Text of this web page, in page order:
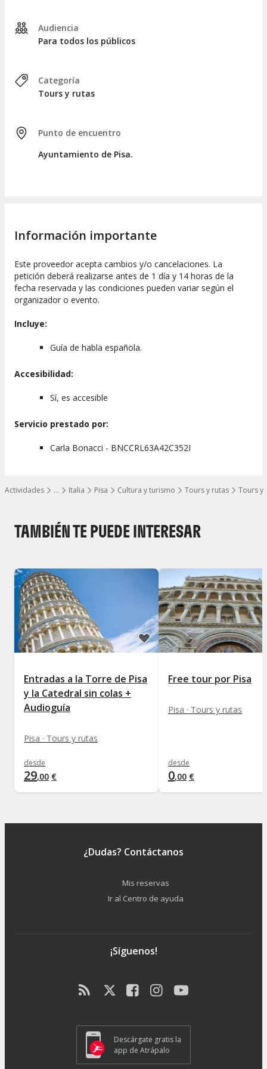
…
Mostrar todos los niveles
Actividades Italia Pisa Cultura y turismo Tours y rutas Tours y
Audiencia
Para todos los públicos
Categoría
Tours y rutas
Punto de encuentro
Ayuntamiento de Pisa.
Información importante
Este proveedor acepta cambios y/o cancelaciones. La
petición deberá realizarse antes de 1 día y 14 horas de la
fecha reservada y las condiciones pueden variar según el
organizador o evento.
Incluye:
Guía de habla española.
Accesibilidad:
Sí, es accesible
Servicio prestado por:
Carla Bonacci - BNCCRL63A42C352I
TAMBIÉN TE PUEDE INTERESAR
Entradas a la Torre de Pisa
y la Catedral sin colas +
Audioguía
Pisa · Tours y rutas
desde
29,00 €
Free tour por Pisa
Pisa · Tours y rutas
desde
0,00 €
¿Dudas? Contáctanos
Mis reservas
Ir al Centro de ayuda
¡Síguenos!
Descárgate gratis la
app de Atrápalo